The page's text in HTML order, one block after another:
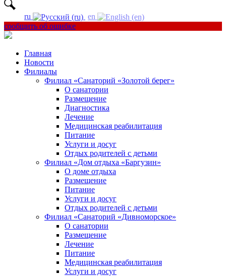
ru
en
сообщить об ошибке
Главная
Новости
Филиалы
Филиал «Санаторий «Золотой берег»
О санатории
Размещение
Диагностика
Лечение
Медицинская реабилитация
Питание
Услуги и досуг
Отдых родителей с детьми
Филиал «Дом отдыха «Баргузин»
О доме отдыха
Размещение
Питание
Услуги и досуг
Отдых родителей с детьми
Филиал «Санаторий «Дивноморское»
О санатории
Размещение
Лечение
Питание
Медицинская реабилитация
Услуги и досуг